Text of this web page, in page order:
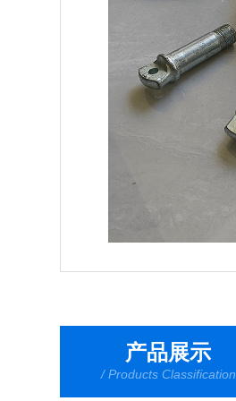
产品展示
/ Products Classification